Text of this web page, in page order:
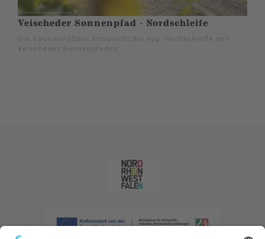
Veischeder Sonnenpfad - Nordschleife
Die SauerlandSpur entspricht der sog. Nordschleife des
Veischeder Sonnenpfades.